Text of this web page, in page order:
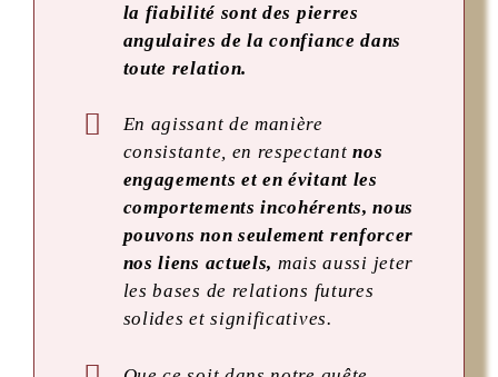
la fiabilité sont des pierres
angulaires de la confiance dans
toute relation.
En agissant de manière
consistante, en respectantnos
engagements et en évitant les
comportements incohérents, nous
pouvons non seulement renforcer
nos liens actuels, mais aussi jeter
les bases de relations futures
solides et significatives.